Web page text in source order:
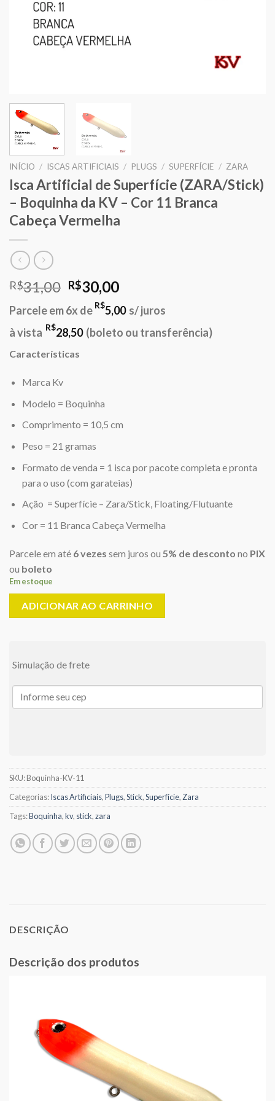
INÍCIO / ISCAS ARTIFICIAIS / PLUGS / SUPERFÍCIE / ZARA
Isca Artificial de Superfície (ZARA/Stick)
– Boquinha da KV – Cor 11 Branca
Cabeça Vermelha
R$31,00 O
preço
original
era:
R$30,00O
atual
é:
Parcele em 6x de R$5,00 s/ juros
à vista R$28,50 (boleto ou transferência)
Características
Marca Kv
Modelo = Boquinha
Comprimento = 10,5 cm
Peso = 21 gramas
Formato de venda = 1 isca por pacote completa e pronta
para o uso (com garateias)
Ação = Superfície – Zara/Stick, Floating/Flutuante
Cor = 11 Branca Cabeça Vermelha
Parcele em até 6 vezes sem juros ou 5% de desconto no PIX
ou boleto
Em estoque
ADICIONAR AO CARRINHO
Simulação de frete
SKU:Boquinha-KV-11
Categorias:Iscas Artificiais,Plugs,Stick,Superfície,Zara
Tags:Boquinha,kv, stick,zara
DESCRIÇÃO
Descrição dos produtos